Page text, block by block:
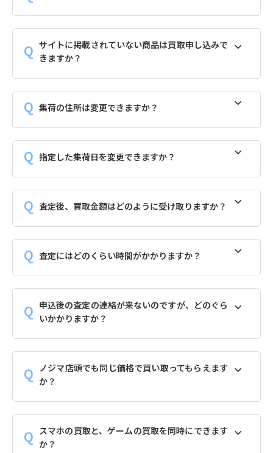
サイトに掲載されていない商品は買取申し込みで
きますか？
集荷の住所は変更できますか？
指定した集荷日を変更できますか？
査定後、買取金額はどのように受け取りますか？
査定にはどのくらい時間がかかりますか？
申込後の査定の連絡が来ないのですが、どのぐら
いかかりますか？
ノジマ店頭でも同じ価格で買い取ってもらえます
か？
スマホの買取と、ゲームの買取を同時にできます
か？